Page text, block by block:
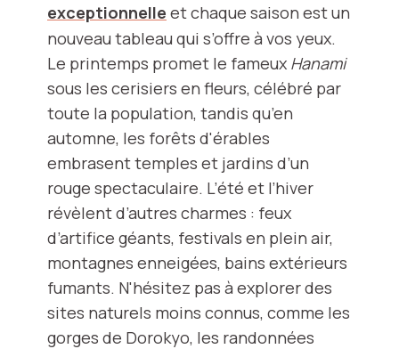
exceptionnelle et chaque saison est un
nouveau tableau qui s’offre à vos yeux.
Le printemps promet le fameux Hanami
sous les cerisiers en fleurs, célébré par
toute la population, tandis qu’en
automne, les forêts d'érables
embrasent temples et jardins d’un
rouge spectaculaire. L’été et l’hiver
révèlent d’autres charmes : feux
d’artifice géants, festivals en plein air,
montagnes enneigées, bains extérieurs
fumants. N'hésitez pas à explorer des
sites naturels moins connus, comme les
gorges de Dorokyo, les randonnées